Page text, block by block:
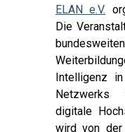
ELAN e.V.
Die
Intelligenz
Netzwerks
digitale
wird von